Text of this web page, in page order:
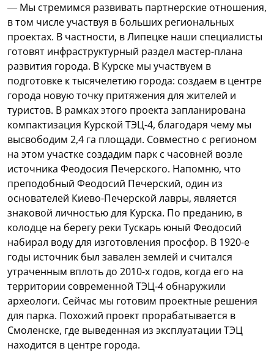
— Мы стремимся развивать партнерские отношения,
в том числе участвуя в больших региональных
проектах. В частности, в Липецке наши специалисты
готовят инфраструктурный раздел мастер-плана
развития города. В Курске мы участвуем в
подготовке к тысячелетию города: создаем в центре
города новую точку притяжения для жителей и
туристов. В рамках этого проекта запланирована
компактизация Курской ТЭЦ-4, благодаря чему мы
высвободим 2,4 га площади. Совместно с регионом
на этом участке создадим парк с часовней возле
источника Феодосия Печерского. Напомню, что
преподобный Феодосий Печерский, один из
основателей Киево-Печерской лавры, является
знаковой личностью для Курска. По преданию, в
колодце на берегу реки Тускарь юный Феодосий
набирал воду для изготовления просфор. В 1920-е
годы источник был завален землей и считался
утраченным вплоть до 2010-х годов, когда его на
территории современной ТЭЦ-4 обнаружили
археологи. Сейчас мы готовим проектные решения
для парка. Похожий проект прорабатывается в
Смоленске, где выведенная из эксплуатации ТЭЦ
находится в центре города.